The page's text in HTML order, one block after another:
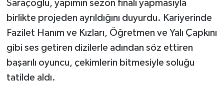
Saraçoğlu, yapımın sezon finali yapmasıyla
birlikte projeden ayrıldığını duyurdu. Kariyerinde
Fazilet Hanım ve Kızları, Öğretmen ve Yalı Çapkını
gibi ses getiren dizilerle adından söz ettiren
başarılı oyuncu, çekimlerin bitmesiyle soluğu
tatilde aldı.
TEKNOLOJİ
YAŞAM
KÜLTÜR SANAT